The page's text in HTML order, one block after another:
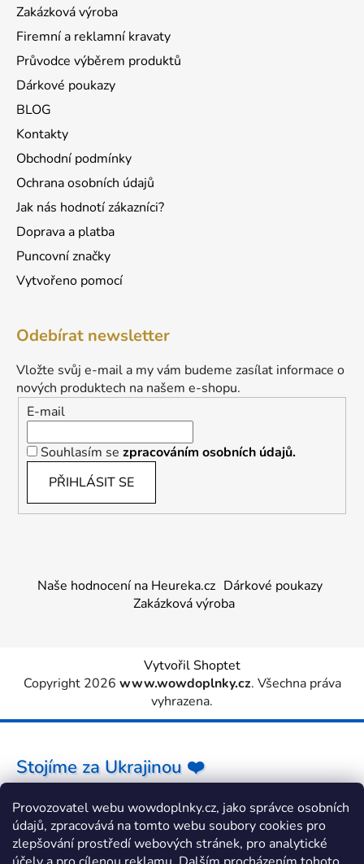
Provozovatel webu wowdoplnky.cz, jako správce osobních
údajů, zpracovává na tomto webu soubory cookies pro
zlepšování prostředí webových stránek, pro analytické
Zakázková výroba
Firemní a reklamní kravaty
Průvodce výběrem produktů
Dárkové poukazy
BLOG
Kontakty
Obchodní podmínky
Ochrana osobních údajů
Jak nás hodnotí zákazníci?
Doprava a platba
Puncovní značky
Vytvořeno pomocí
Odebírat newsletter
Vložte svůj e-mail a my vám budeme zasílat informace o
nových produktech na našem e-shopu.
E-mail
Souhlasím se zpracováním osobních údajů.
PŘIHLÁSIT SE
Naše hodnocení na Heureka.cz Dárkové poukazy
Zakázková výroba
Vytvořil Shoptet
Copyright 2026 www.wowdoplnky.cz. Všechna práva
vyhrazena.
Stojíme za Ukrajinou ❤️
Jak a čím pomoci »